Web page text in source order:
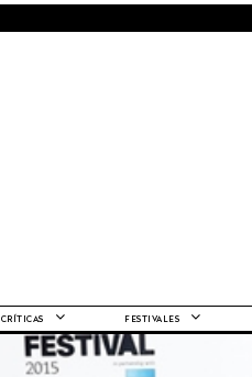
CRÍTICAS FESTIVALES